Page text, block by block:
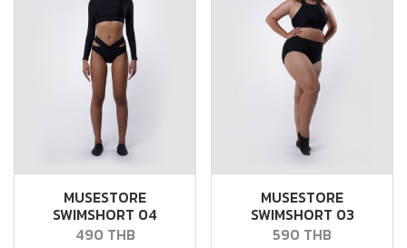
MUSESTORE
SWIMSHORT 04
490 THB
MUSESTORE
SWIMSHORT 03
590 THB